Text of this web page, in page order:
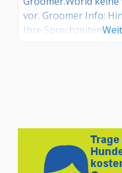
vor. Groomer Info:
Ihre Sprechzeiten,